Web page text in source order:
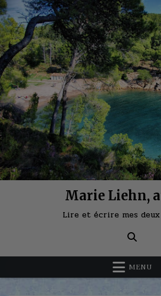
Skip
to
content
Marie Liehn,
Lire et écrire mes deux
MENU